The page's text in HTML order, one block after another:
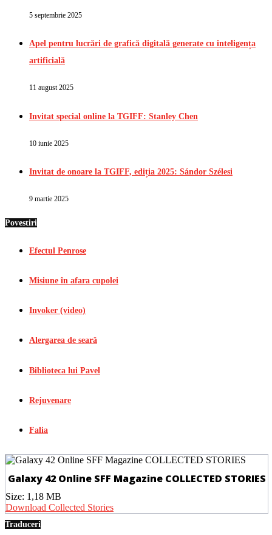
5 septembrie 2025
Apel pentru lucrări de grafică digitală generate cu inteligența
artificială
11 august 2025
Invitat special online la TGIFF: Stanley Chen
10 iunie 2025
Invitat de onoare la TGIFF, ediția 2025: Sándor Szélesi
9 martie 2025
Povestiri
Efectul Penrose
Misiune în afara cupolei
Invoker (video)
Alergarea de seară
Biblioteca lui Pavel
Rejuvenare
Falia
Galaxy 42 Online SFF Magazine COLLECTED STORIES
Size: 1,18 MB
Download Collected Stories
Traduceri